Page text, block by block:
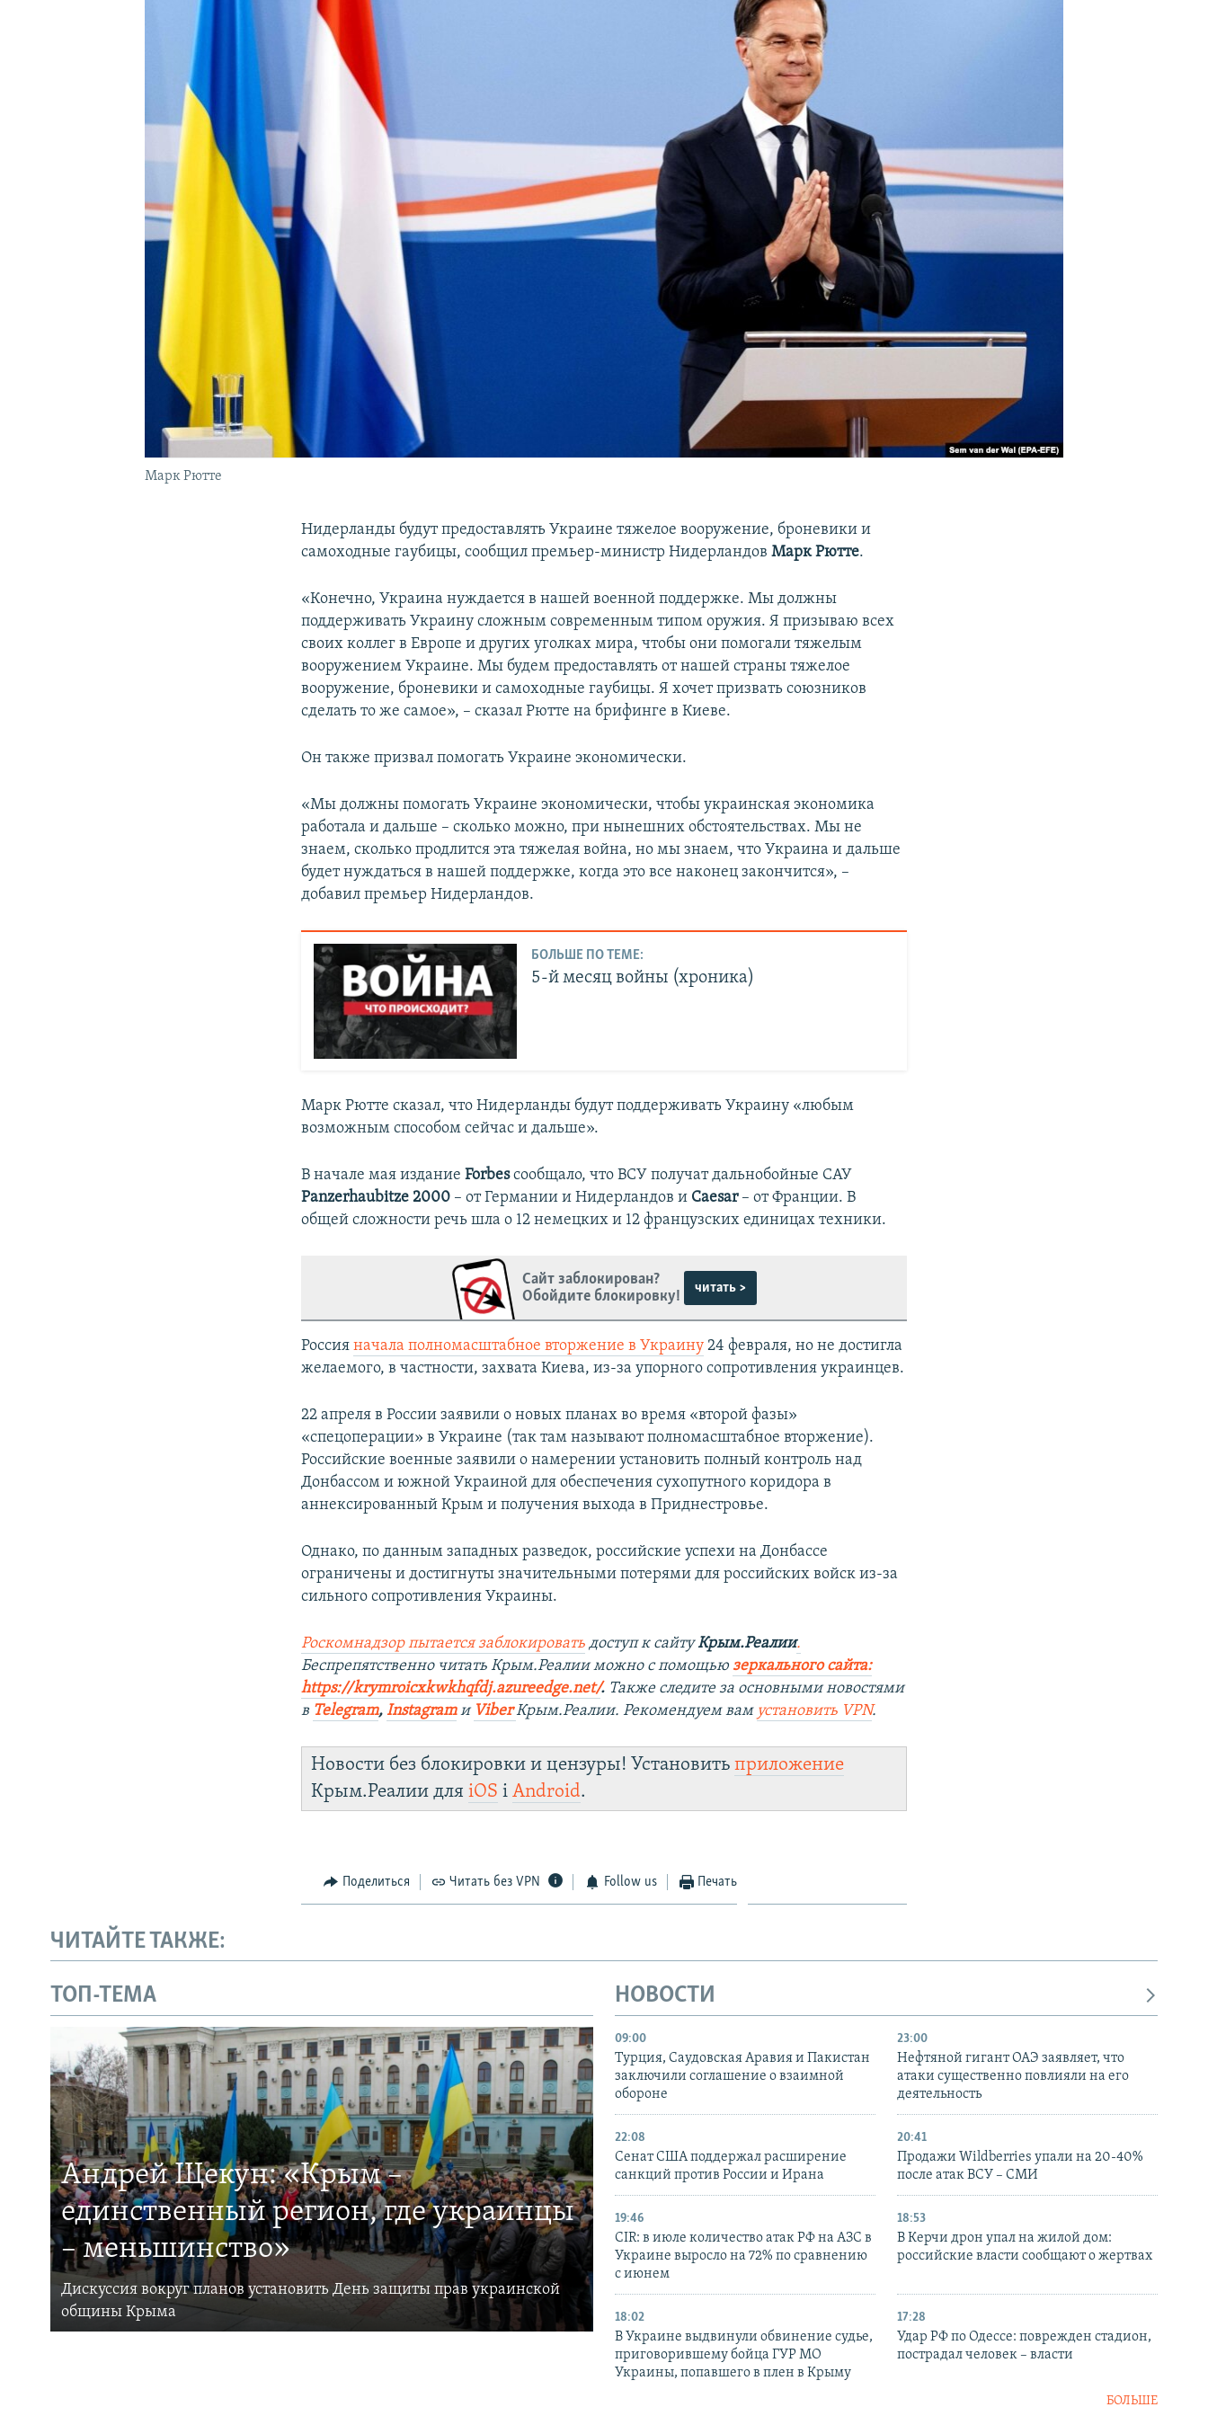
УКРАИНСКАЯ ПРОБЛЕМА КРЫМА
Марк Рютте
Нидерланды будут предоставлять Украине тяжелое вооружение, броневики и
самоходные гаубицы, сообщил премьер-министр НидерландовМарк Рютте.
«Конечно, Украина нуждается в нашей военной поддержке. Мы должны
поддерживать Украину сложным современным типом оружия. Я призываю всех
своих коллег в Европе и других уголках мира, чтобы они помогали тяжелым
вооружением Украине. Мы будем предоставлять от нашей страны тяжелое
вооружение, броневики и самоходные гаубицы. Я хочет призвать союзников
сделать то же самое», – сказал Рютте на брифинге в Киеве.
Он также призвал помогать Украине экономически.
«Мы должны помогать Украине экономически, чтобы украинская экономика
работала и дальше – сколько можно, при нынешних обстоятельствах. Мы не
знаем, сколько продлится эта тяжелая война, но мы знаем, что Украина и дальше
будет нуждаться в нашей поддержке, когда это все наконец закончится», –
добавил премьер Нидерландов.
БОЛЬШЕ ПО ТЕМЕ:
5-й месяц войны (хроника)
Марк Рютте сказал, что Нидерланды будут поддерживать Украину «любым
возможным способом сейчас и дальше».
В начале мая изданиеForbesсообщало, что ВСУ получат дальнобойные САУ
Panzerhaubitze 2000 – от Германии и Нидерландов и Caesar– от Франции. В
общей сложности речь шла о 12 немецких и 12 французских единицах техники.
Сайт заблокирован?
Обойдите блокировку!
читать >
Россияначала полномасштабное вторжение в Украину 24 февраля, но не достигла
желаемого, в частности, захвата Киева, из-за упорного сопротивления украинцев.
22 апреля в России заявили о новых планах во время «второй фазы»
«спецоперации» в Украине (так там называют полномасштабное вторжение).
Российские военные заявили о намерении установить полный контроль над
Донбассом и южной Украиной для обеспечения сухопутного коридора в
аннексированный Крым и получения выхода в Приднестровье.
Однако, по данным западных разведок, российские успехи на Донбассе
ограничены и достигнуты значительными потерями для российских войск из-за
сильного сопротивления Украины.
Роскомнадзор пытается заблокировать доступ к сайтуКрым.Реалии.
Беспрепятственно читать Крым.Реалии можно с помощьюзеркального сайта:
https://krymroicxkwkhqfdj.azureedge.net/. Также следите за основными новостями
в Telegram,Instagramи ViberКрым.Реалии. Рекомендуем вам установить VPN.
Новости без блокировки и цензуры! Установитьприложение
Крым.Реалии дляiOS іAndroid.
Поделиться Читать без VPN Follow us Печать
ЧИТАЙТЕ ТАКЖЕ:
ТОП-ТЕМА
Андрей Щекун: «Крым –
единственный регион, где украинцы
– меньшинство»
Дискуссия вокруг планов установить День защиты прав украинской
общины Крыма
НОВОСТИ
09:00
Турция, Саудовская Аравия и Пакистан
заключили соглашение о взаимной
обороне
23:00
Нефтяной гигант ОАЭ заявляет, что
атаки существенно повлияли на его
деятельность
22:08
Сенат США поддержал расширение
санкций против России и Ирана
20:41
Продажи Wildberries упали на 20-40%
после атак ВСУ – СМИ
19:46
CIR: в июле количество атак РФ на АЗС в
Украине выросло на 72% по сравнению
с июнем
18:53
В Керчи дрон упал на жилой дом:
российские власти сообщают о жертвах
18:02
В Украине выдвинули обвинение судье,
приговорившему бойца ГУР МО
Украины, попавшего в плен в Крыму
17:28
Удар РФ по Одессе: поврежден стадион,
пострадал человек – власти
БОЛЬШЕ